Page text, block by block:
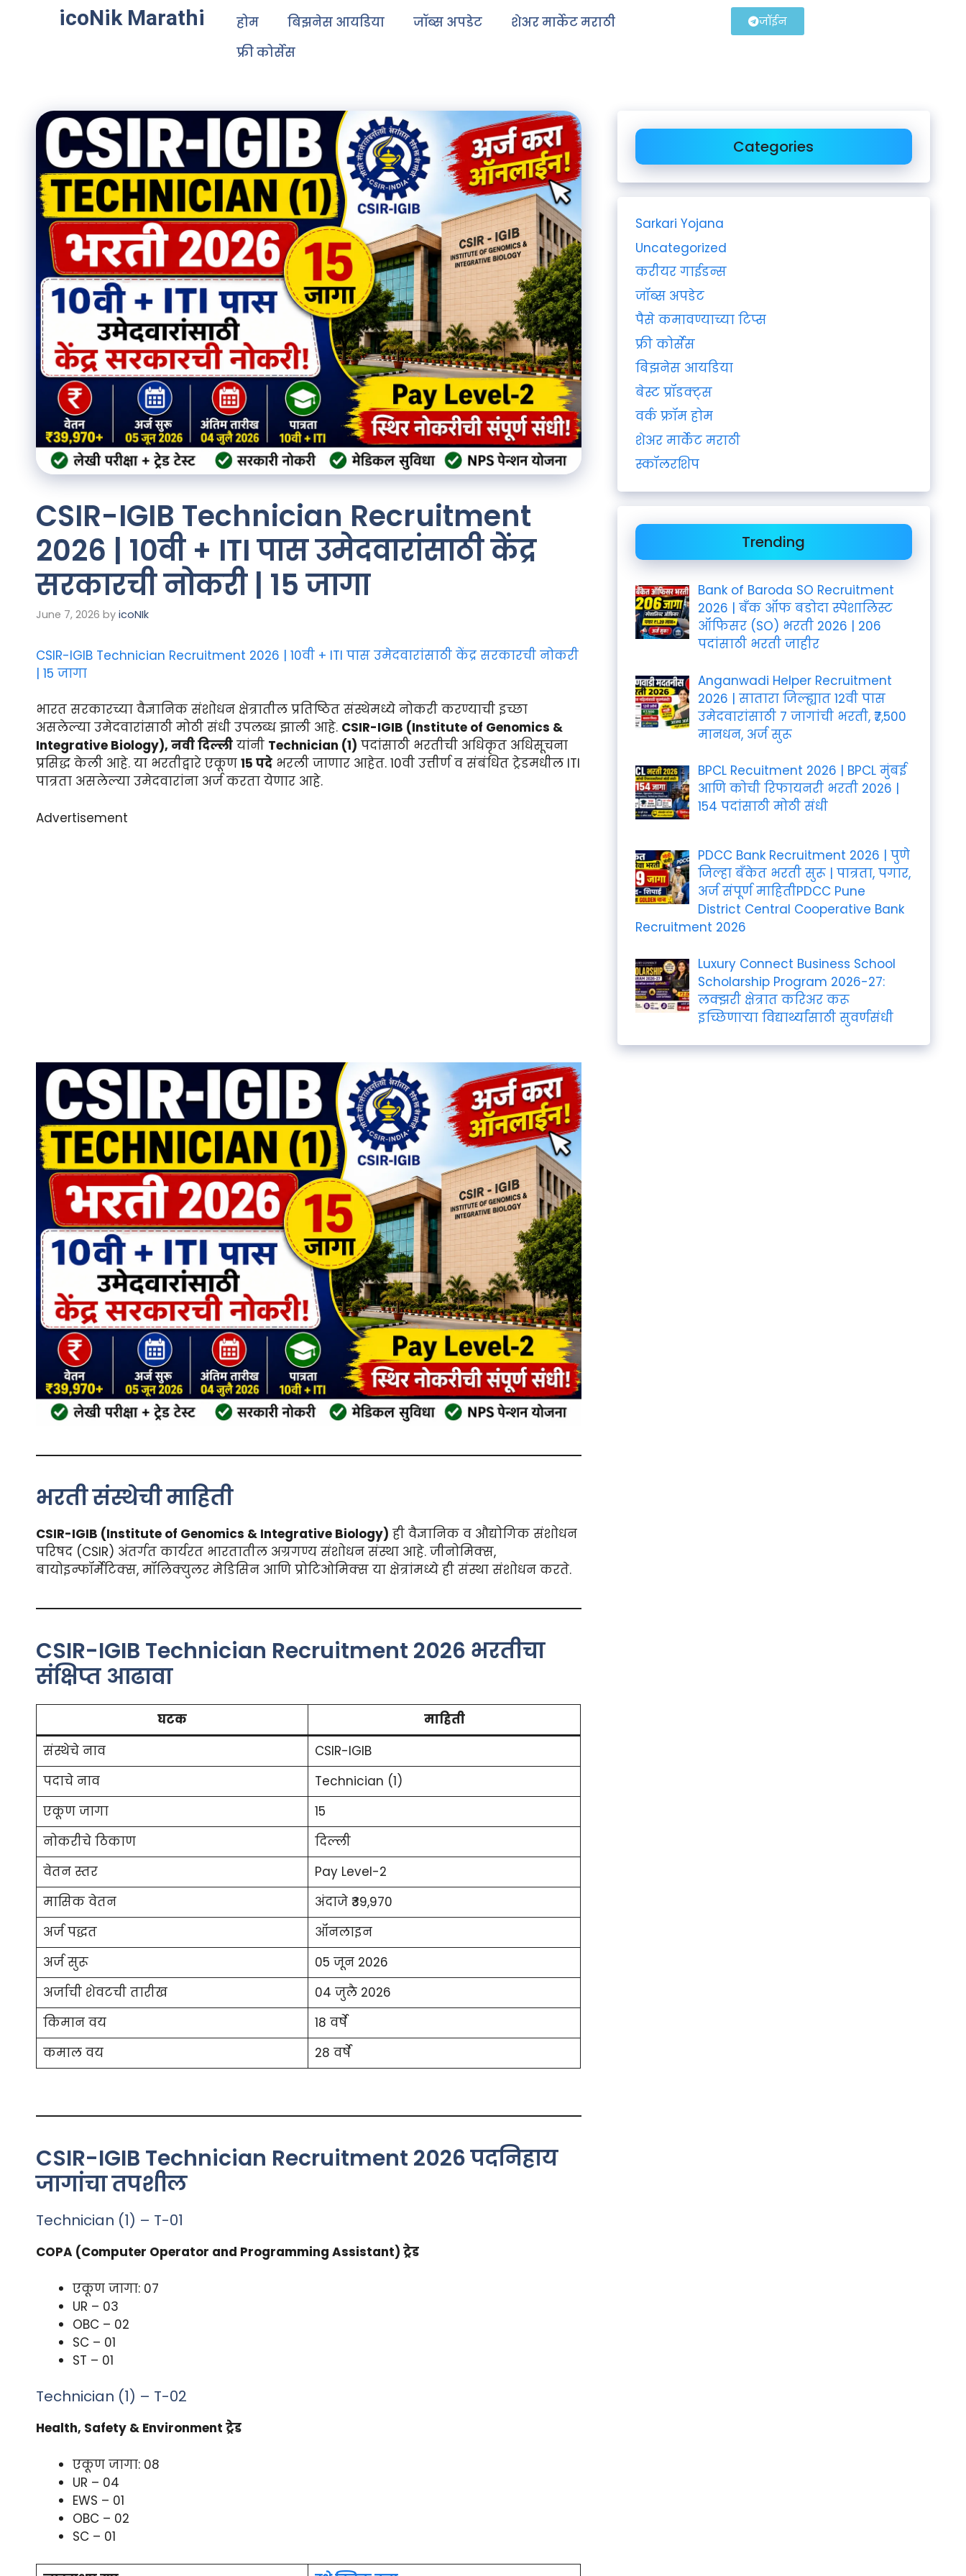
icoNik Marathi होम बिझनेस आयडिया जॉब्स अपडेट
शेअर मार्केट मराठी
फ्री कोर्सेस
जॉईन
CSIR-IGIB Technician Recruitment
2026 | 10वी + ITI पास उमेदवारांसाठी केंद्र
सरकारची नोकरी | 15 जागा
June 7, 2026 by icoNIk
CSIR-IGIB Technician Recruitment 2026 | 10वी + ITI पास उमेदवारांसाठी केंद्र सरकारची नोकरी
| 15 जागा
भारत सरकारच्या वैज्ञानिक संशोधन क्षेत्रातील प्रतिष्ठित संस्थेमध्ये नोकरी करण्याची इच्छा
असलेल्या उमेदवारांसाठी मोठी संधी उपलब्ध झाली आहे. CSIR-IGIB (Institute of Genomics &
Integrative Biology), नवी दिल्ली यांनी Technician (1) पदांसाठी भरतीची अधिकृत अधिसूचना
प्रसिद्ध केली आहे. या भरतीद्वारे एकूण 15 पदे भरली जाणार आहेत. 10वी उत्तीर्ण व संबंधित ट्रेडमधील ITI
पात्रता असलेल्या उमेदवारांना अर्ज करता येणार आहे.
Advertisement
भरती संस्थेची माहिती
CSIR-IGIB (Institute of Genomics & Integrative Biology) ही वैज्ञानिक व औद्योगिक संशोधन
परिषद (CSIR) अंतर्गत कार्यरत भारतातील अग्रगण्य संशोधन संस्था आहे. जीनोमिक्स,
बायोइन्फॉर्मेटिक्स, मॉलिक्युलर मेडिसिन आणि प्रोटिओमिक्स या क्षेत्रांमध्ये ही संस्था संशोधन करते.
CSIR-IGIB Technician Recruitment 2026 भरतीचा
संक्षिप्त आढावा
घटक
माहिती
संस्थेचे नाव
CSIR-IGIB
पदाचे नाव
Technician (1)
एकूण जागा
15
नोकरीचे ठिकाण
दिल्ली
वेतन स्तर
Pay Level-2
मासिक वेतन
अंदाजे ₹39,970
अर्ज पद्धत
ऑनलाइन
अर्ज सुरू
05 जून 2026
अर्जाची शेवटची तारीख
04 जुलै 2026
किमान वय
18 वर्षे
कमाल वय
28 वर्षे
CSIR-IGIB Technician Recruitment 2026 पदनिहाय
जागांचा तपशील
Technician (1) – T-01
COPA (Computer Operator and Programming Assistant) ट्रेड
एकूण जागा: 07
UR – 03
OBC – 02
SC – 01
ST – 01
Technician (1) – T-02
Health, Safety & Environment ट्रेड
एकूण जागा: 08
UR – 04
EWS – 01
OBC – 02
SC – 01
Categories
Sarkari Yojana
Uncategorized
करीयर गाईडन्स
जॉब्स अपडेट
पैसे कमावण्याच्या टिप्स
फ्री कोर्सेस
बिझनेस आयडिया
बेस्ट प्रॉडक्ट्स
वर्क फ्रॉम होम
शेअर मार्केट मराठी
स्कॉलरशिप
Trending
Bank of Baroda SO Recruitment
2026 | बँक ऑफ बडोदा स्पेशालिस्ट
ऑफिसर (SO) भरती 2026 | 206
पदांसाठी भरती जाहीर
Anganwadi Helper Recruitment
2026 | सातारा जिल्ह्यात 12वी पास
उमेदवारांसाठी 7 जागांची भरती, ₹7,500
मानधन, अर्ज सुरू
BPCL Recuitment 2026 | BPCL मुंबई
आणि कोची रिफायनरी भरती 2026 |
154 पदांसाठी मोठी संधी
PDCC Bank Recruitment 2026 | पुणे
जिल्हा बँकेत भरती सुरू | पात्रता, पगार,
अर्ज संपूर्ण माहितीPDCC Pune
District Central Cooperative Bank
Recruitment 2026
Luxury Connect Business School
Scholarship Program 2026-27:
लक्झरी क्षेत्रात करिअर करू
इच्छिणाऱ्या विद्यार्थ्यांसाठी सुवर्णसंधी